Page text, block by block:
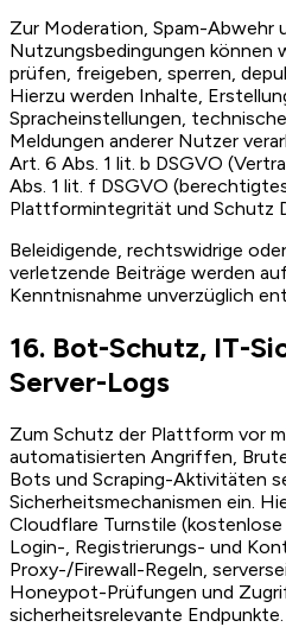
Zur Moderation, Spam-Abwehr
Nutzungsbedingungen können
prüfen, freigeben, sperren,
Hierzu werden Inhalte,
Spracheinstellungen,
Meldungen anderer Nutzer
Art. 6 Abs. 1 lit. b DSGVO
Abs. 1 lit. f DSGVO
Plattformintegrität und Schutz
Beleidigende, rechtswidrige
verletzende Beiträge werden
Kenntnisnahme unverzüglich
16. Bot-Schutz, IT-
Server-Logs
Zum Schutz der Plattform vor
automatisierten Angriffen,
Bots und Scraping-Aktivitäten
Sicherheitsmechanismen ein.
Cloudflare Turnstile
Login-, Registrierungs- und
Proxy-/Firewall-Regeln,
Honeypot-Prüfungen und
sicherheitsrelevante Endpunkte.